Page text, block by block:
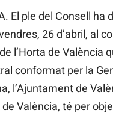
El ple del Consell ha
26 d’abril, al
l’Horta de València
conformat per la
l’Ajuntament de
València, té per